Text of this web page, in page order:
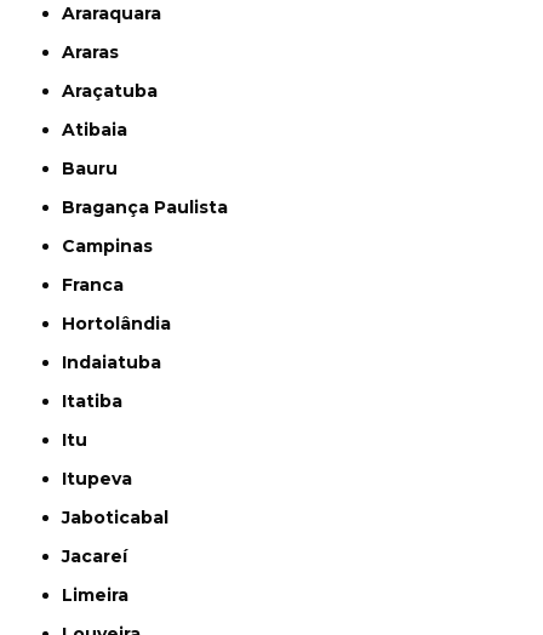
Araraquara
Araras
Araçatuba
Atibaia
Bauru
Bragança Paulista
Campinas
Franca
Hortolândia
Indaiatuba
Itatiba
Itu
Itupeva
Jaboticabal
Jacareí
Limeira